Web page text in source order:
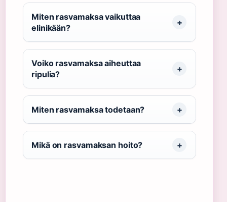
Miten rasvamaksa vaikuttaa
elinikään?
Voiko rasvamaksa aiheuttaa
ripulia?
Miten rasvamaksa todetaan?
Mikä on rasvamaksan hoito?